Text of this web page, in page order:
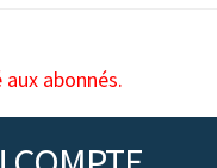
abonnés.